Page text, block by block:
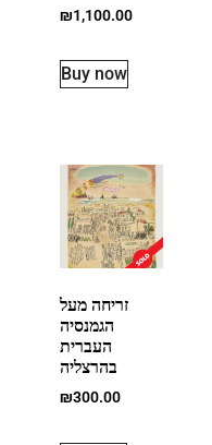
₪1,100.00
Buy now
זריחה מעל
הגמנסיה
העברית
בהרצליה
₪300.00